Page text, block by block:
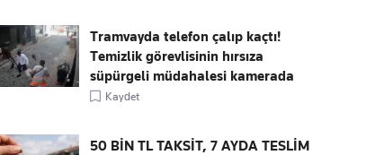
Tramvayda telefon çalıp kaçtı!
Temizlik görevlisinin hırsıza
süpürgeli müdahalesi kamerada
Kaydet
50 BİN TL TAKSİT, 7 AYDA TESLİM